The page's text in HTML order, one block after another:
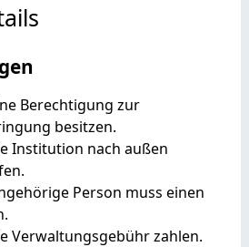
Berechtigung zur
besitzen.
Institution nach außen
Person muss einen
Verwaltungsgebühr zahlen.